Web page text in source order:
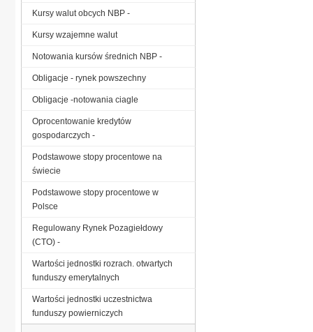
Kursy walut obcych NBP -
Kursy wzajemne walut
Notowania kursów średnich NBP -
Obligacje - rynek powszechny
Obligacje -notowania ciagle
Oprocentowanie kredytów
gospodarczych -
Podstawowe stopy procentowe na
świecie
Podstawowe stopy procentowe w
Polsce
Regulowany Rynek Pozagiełdowy
(CTO) -
Wartości jednostki rozrach. otwartych
funduszy emerytalnych
Wartości jednostki uczestnictwa
funduszy powierniczych